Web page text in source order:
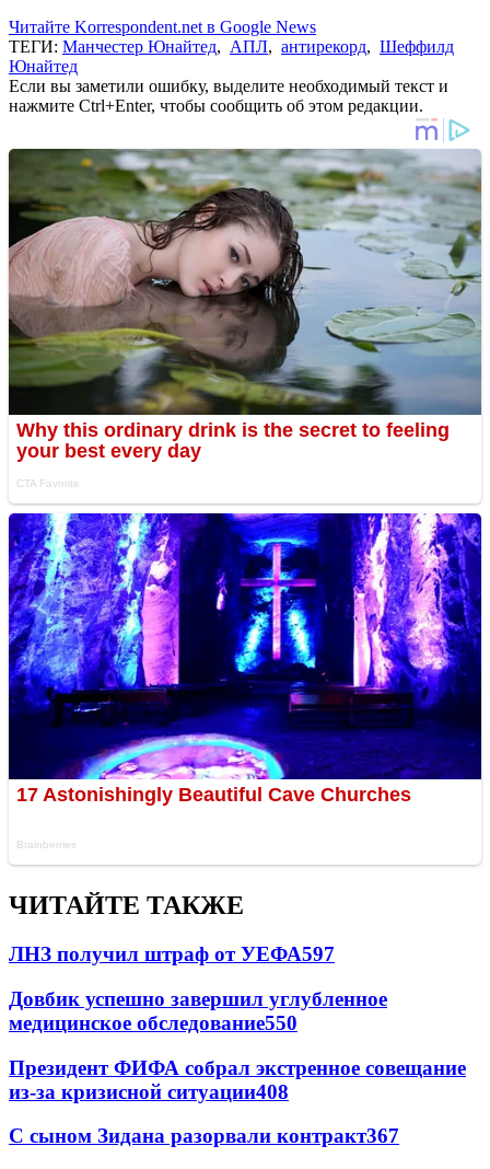
Читайте Korrespondent.net в Google News
ТЕГИ: Манчестер Юнайтед, АПЛ, антирекорд, Шеффилд
Юнайтед
Если вы заметили ошибку, выделите необходимый текст и
нажмите Ctrl+Enter, чтобы сообщить об этом редакции.
ЧИТАЙТЕ ТАКЖЕ
ЛНЗ получил штраф от УЕФА597
Довбик успешно завершил углубленное
медицинское обследование550
Президент ФИФА собрал экстренное совещание
из-за кризисной ситуации408
С сыном Зидана разорвали контракт367